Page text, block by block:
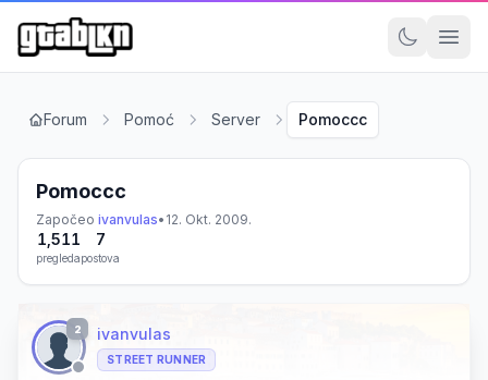
Forum Pomoć Server Pomoccc
Pomoccc
Započeo ivanvulas• 12. Okt. 2009.
1,511
pregleda
7
postova
2 ivanvulas
STREET RUNNER